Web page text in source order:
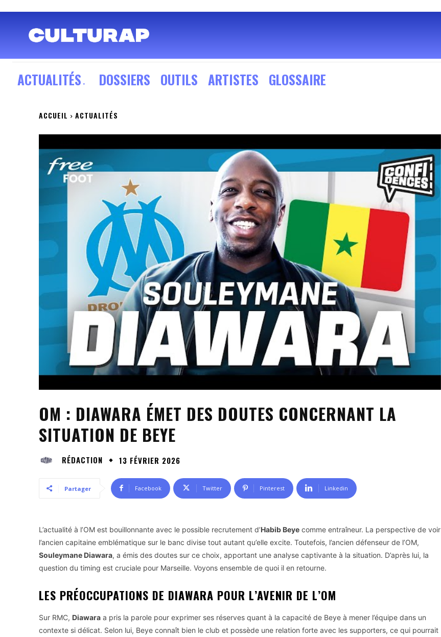
ACTUALITÉS DOSSIERS OUTILS ARTISTES GLOSSAIRE
ACCUEIL ACTUALITÉS
OM : DIAWARA ÉMET DES DOUTES CONCERNANT LA
SITUATION DE BEYE
RÉDACTION 13 FÉVRIER 2026
Partager Facebook Twitter Pinterest Linkedin
L’actualité à l’OM est bouillonnante avec le possible recrutement d’Habib Beye comme entraîneur. La perspective de voir
l’ancien capitaine emblématique sur le banc divise tout autant qu’elle excite. Toutefois, l’ancien défenseur de l’OM,
Souleymane Diawara, a émis des doutes sur ce choix, apportant une analyse captivante à la situation. D’après lui, la
question du timing est cruciale pour Marseille. Voyons ensemble de quoi il en retourne.
LES PRÉOCCUPATIONS DE DIAWARA POUR L’AVENIR DE L’OM
Sur RMC, Diawara a pris la parole pour exprimer ses réserves quant à la capacité de Beye à mener l’équipe dans un
contexte si délicat. Selon lui, Beye connaît bien le club et possède une relation forte avec les supporters, ce qui pourrait